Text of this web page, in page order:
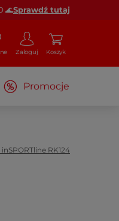
🌊Sprawdź tutaj
Zaloguj Koszyk
Promocje
RK124